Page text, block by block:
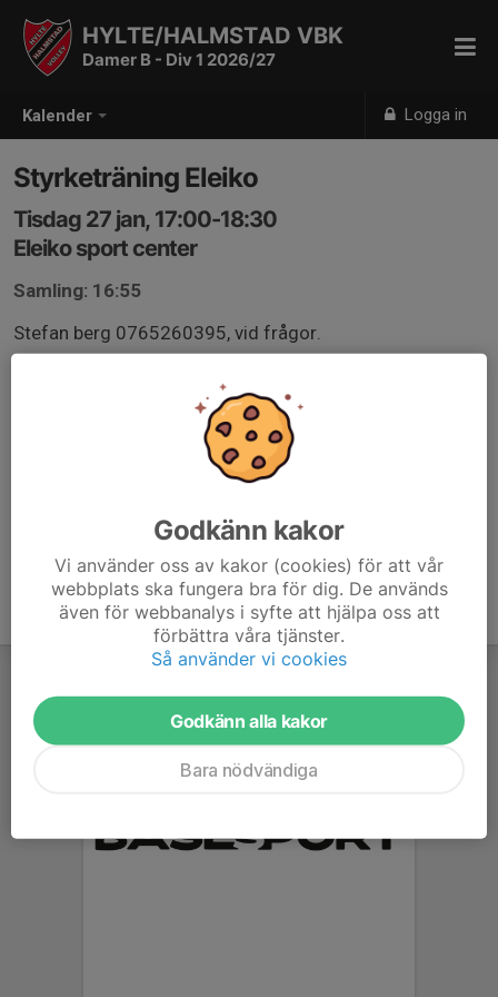
Kalender Logga in
HYLTE/HALMSTAD VBK
Damer B - Div 1 2026/27
Styrketräning Eleiko
Tisdag 27 jan, 17:00-18:30
Eleiko sport center
Samling: 16:55
Stefan berg 0765260395, vid frågor.
Godkänn kakor
Vi använder oss av kakor (cookies) för att vår
webbplats ska fungera bra för dig. De används
även för webbanalys i syfte att hjälpa oss att
förbättra våra tjänster.
Så använder vi cookies
Godkänn alla kakor
Bara nödvändiga